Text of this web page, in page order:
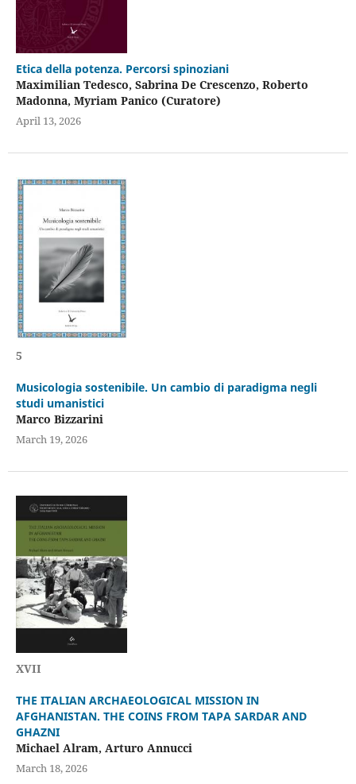
Etica della potenza. Percorsi spinoziani
Maximilian Tedesco, Sabrina De Crescenzo, Roberto
Madonna, Myriam Panico (Curatore)
April 13, 2026
5
Musicologia sostenibile. Un cambio di paradigma negli
studi umanistici
Marco Bizzarini
March 19, 2026
XVII
THE ITALIAN ARCHAEOLOGICAL MISSION IN
AFGHANISTAN. THE COINS FROM TAPA SARDAR AND
GHAZNI
Michael Alram, Arturo Annucci
March 18, 2026